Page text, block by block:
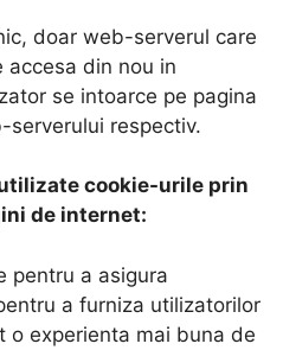
doar web-serverul care
accesa din nou in
se intoarce pe pagina
respectiv.
cookie-urile prin
de internet:
pentru a asigura
a furniza utilizatorilor
o experienta mai buna de